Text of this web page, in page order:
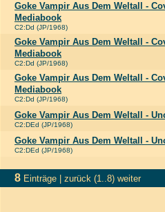
Goke Vampir Aus Dem Weltall -
Mediabook
C2:Dd (JP/1968)
Goke Vampir Aus Dem Weltall -
Mediabook
C2:Dd (JP/1968)
Goke Vampir Aus Dem Weltall -
Mediabook
C2:Dd (JP/1968)
Goke Vampir Aus Dem Weltall -
C2:DEd (JP/1968)
Goke Vampir Aus Dem Weltall -
C2:DEd (JP/1968)
8 Einträge | zurück (1..8) weiter